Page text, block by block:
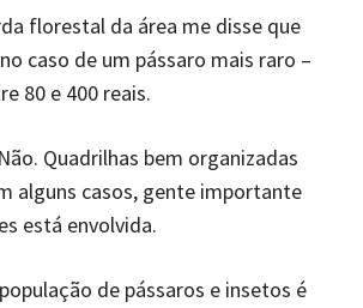
florestal da área me disse que
caso de um pássaro mais raro –
80 e 400 reais.
Quadrilhas bem organizadas
alguns casos, gente importante
está envolvida.
de pássaros e insetos é